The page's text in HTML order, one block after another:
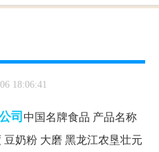
18:06:41
司中国名牌食品 产品名称
奶粉 大磨 黑龙江农垦壮元